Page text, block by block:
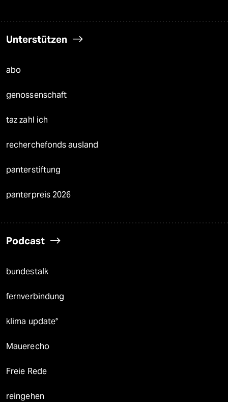
Unterstützen
abo
genossenschaft
taz zahl ich
recherchefonds ausland
panterstiftung
panterpreis 2026
Podcast
bundestalk
fernverbindung
klima update°
Mauerecho
Freie Rede
reingehen